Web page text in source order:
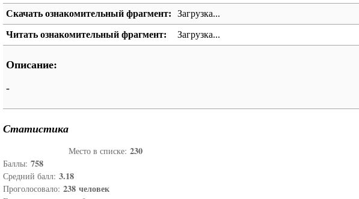
Скачать ознакомительный фрагмент: Загрузка...
Читать ознакомительный фрагмент: Загрузка...
Описание:
-
Статистика
Место в списке: 230
Баллы: 758
Средний балл: 3.18
Проголосовало: 238 человек